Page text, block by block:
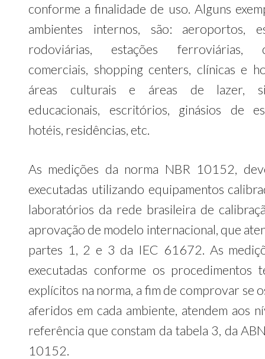
conforme a finalidade de uso. Alguns
ambientes internos, são: aeroportos,
rodoviárias, estações ferroviárias,
comerciais, shopping centers, clínicas e
áreas culturais e áreas de lazer,
educacionais, escritórios, ginásios de
hotéis, residências, etc.
As medições da norma NBR 10152,
executadas utilizando equipamentos
laboratórios da rede brasileira de
aprovação de modelo internacional, que
partes 1, 2 e 3 da IEC 61672. As
executadas conforme os procedimentos
explícitos na norma, a fim de comprovar se
aferidos em cada ambiente, atendem aos
referência que constam da tabela 3, da
10152.